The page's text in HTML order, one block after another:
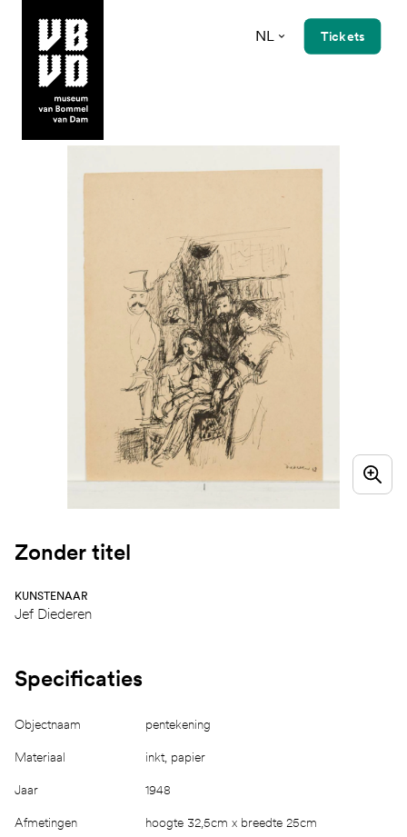
museum van Bommel van Dam
NL Tickets
Zonder titel
KUNSTENAAR
Jef Diederen
Specificaties
Objectnaam pentekening
Materiaal inkt, papier
Jaar 1948
Afmetingen hoogte 32,5cm x breedte 25cm